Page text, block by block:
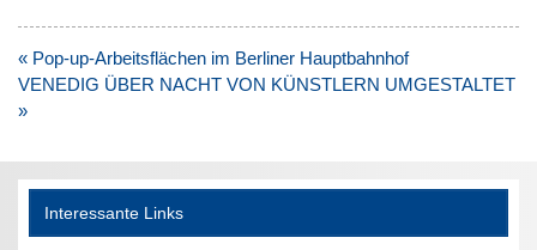
Beitragsnavigation
« Pop-up-Arbeitsflächen im Berliner Hauptbahnhof
VENEDIG ÜBER NACHT VON KÜNSTLERN UMGESTALTET
»
Interessante Links